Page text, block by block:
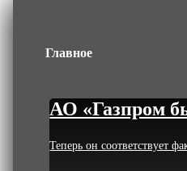
Главное
АО «Газпром
Теперь он соответствует